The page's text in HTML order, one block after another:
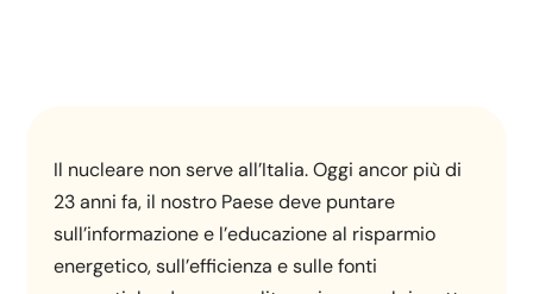
Il nucleare non serve all’Italia. Oggi ancor più di
23 anni fa, il nostro Paese deve puntare
sull’informazione e l’educazione al risparmio
energetico, sull’efficienza e sulle fonti